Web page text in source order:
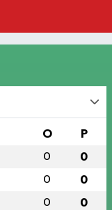
O P
0 0
0 0
0 0